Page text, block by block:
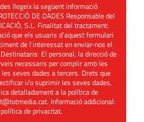
llegeix la següent informació
DE DADES Responsable del
S.L. Finalitat del tractament:
que els usuaris d’aquest formulari
de l’interessat en enviar-nos el
El personal, la direcció de
necessaris per complir amb les
seves dades a tercers. Drets que
i/o suprimir les seves dades,
detalladament a la política de
. Informació addicional:
política de privacitat.